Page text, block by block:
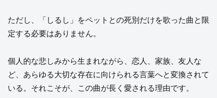
ただし、「しるし」をペットとの死別だけを歌った曲と限
定する必要はありません。
個人的な悲しみから生まれながら、恋人、家族、友人な
ど、あらゆる大切な存在に向けられる言葉へと変換されて
いる。それこそが、この曲が長く愛される理由です。